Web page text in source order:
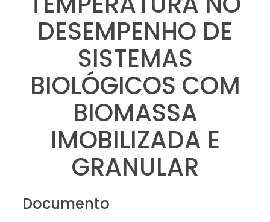
DESEMPENHO DE
SISTEMAS
BIOLÓGICOS COM
BIOMASSA
IMOBILIZADA E
GRANULAR
Documento